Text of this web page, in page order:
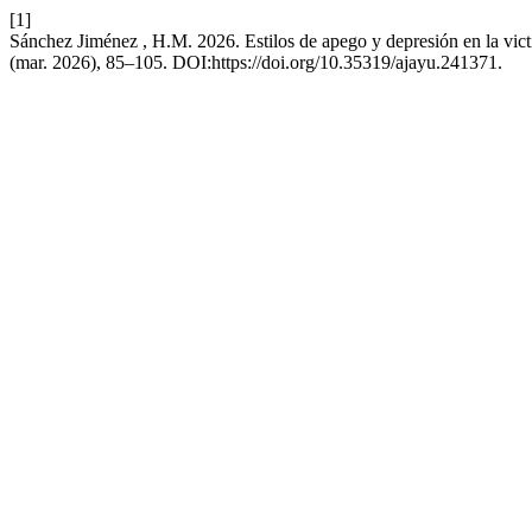
[1]
Sánchez Jiménez , H.M. 2026. Estilos de apego y depresión en la
(mar. 2026), 85–105. DOI:https://doi.org/10.35319/ajayu.241371.